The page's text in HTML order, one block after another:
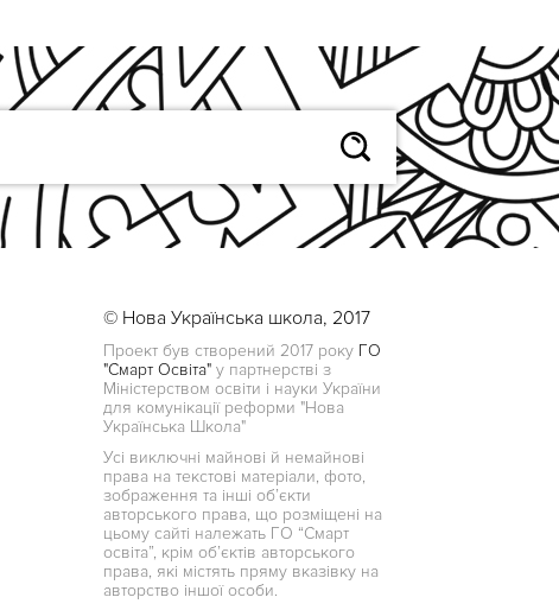
© Нова Українська школа, 2017
Проект був створений 2017 року ГО
"Смарт Освіта" у партнерстві з
Міністерством освіти і науки України
для комунікації реформи "Нова
Українська Школа"
Усі виключні майнові й немайнові
права на текстові матеріали, фото,
зображення та інші об’єкти
авторського права, що розміщені на
цьому сайті належать ГО “Смарт
освіта”, крім об’єктів авторського
права, які містять пряму вказівку на
авторство іншої особи.